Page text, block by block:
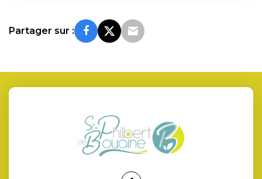
Partager sur :